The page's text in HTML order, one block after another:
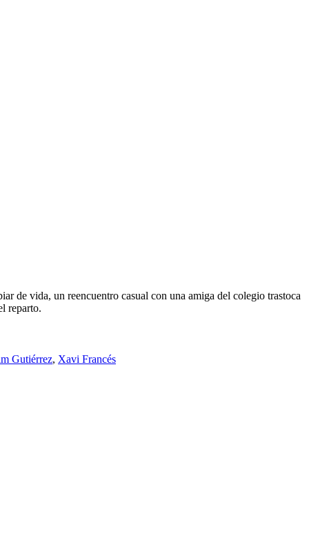
de vida, un reencuentro casual con una amiga del colegio trastoca
reparto.
Gutiérrez, Xavi Francés